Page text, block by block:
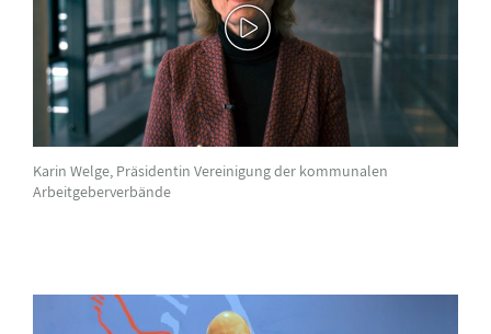
Karin Welge, Präsidentin Vereinigung der kommunalen
Arbeitgeberverbände